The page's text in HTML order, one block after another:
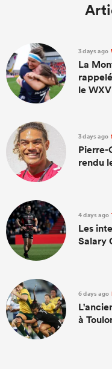
3 days ago
La
le
3 days ago
Pierre-
rendu
4 days ago
Les
Salary
6 days ago
à